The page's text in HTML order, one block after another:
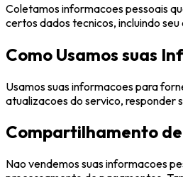
Coletamos informacoes pessoais
certos dados tecnicos, incluindo
Como Usamos suas
Usamos suas informacoes para
atualizacoes do servico, responder
Compartilhamento
Nao vendemos suas informacoes